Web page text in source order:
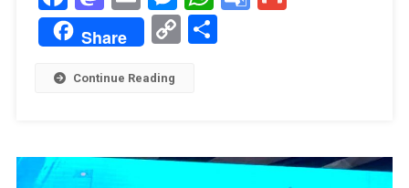
বিতরণ
Share
CopyShare
Continue Reading